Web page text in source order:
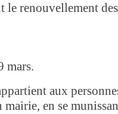
le renouvellement des
mars.
aux
en se